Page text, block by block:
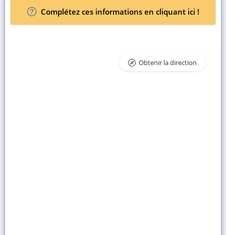
Complétez ces informations en cliquant ici !
Obtenir la direction